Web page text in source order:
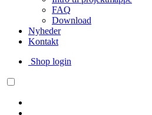
FAQ
Download
Nyheder
Kontakt
Shop login